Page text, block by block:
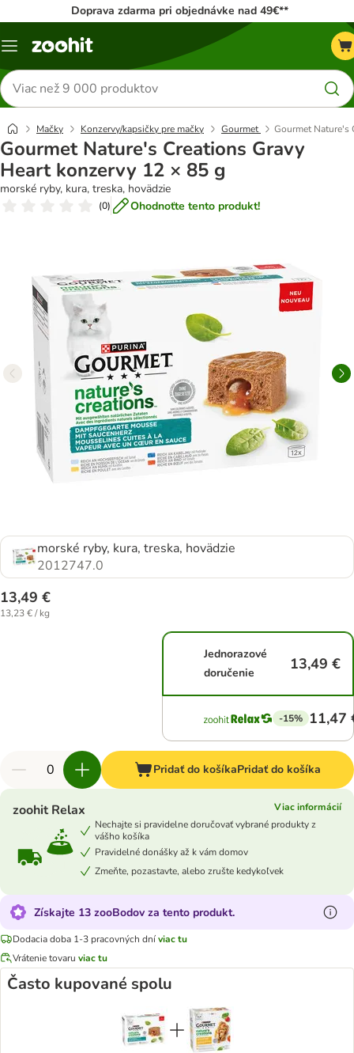
Doprava zdarma pri objednávke nad 49€**
Kategórie
Hľadať
produkty
Mačky Konzervy/kapsičky pre mačky Gourmet Gourmet Nature's
Gourmet Nature's Creations Gravy
Heart konzervy 12 × 85 g
morské ryby, kura, treska, hovädzie
(0) Ohodnoťte tento produkt!
morské ryby, kura, treska, hovädzie
2012747.0
13,49 €
13,23 € / kg
Jednorazové
doručenie
13,49 €
-15% 11,47
Pridať do košíkaPridať do košíka
zoohit Relax
Viac informácií
Nechajte si pravidelne doručovať vybrané produkty z
vášho košíka
Pravidelné donášky až k vám domov
Zmeňte, pozastavte, alebo zrušte kedykoľvek
Získajte 13 zooBodov za tento produkt.
Dodacia doba 1-3 pracovných dníviac tu
Vrátenie tovaru viac tu
Často kupované spolu